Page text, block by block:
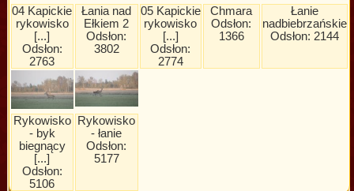
04 Kapickie
rykowisko
[...]
Odsłon:
2763
Łania nad
Ełkiem 2
Odsłon:
3802
05 Kapickie
rykowisko
[...]
Odsłon:
2774
Chmara
Odsłon:
1366
Łanie
nadbiebrzańskie
Odsłon: 2144
Rykowisko
- byk
biegnący
[...]
Odsłon:
5106
Rykowisko
- łanie
Odsłon:
5177